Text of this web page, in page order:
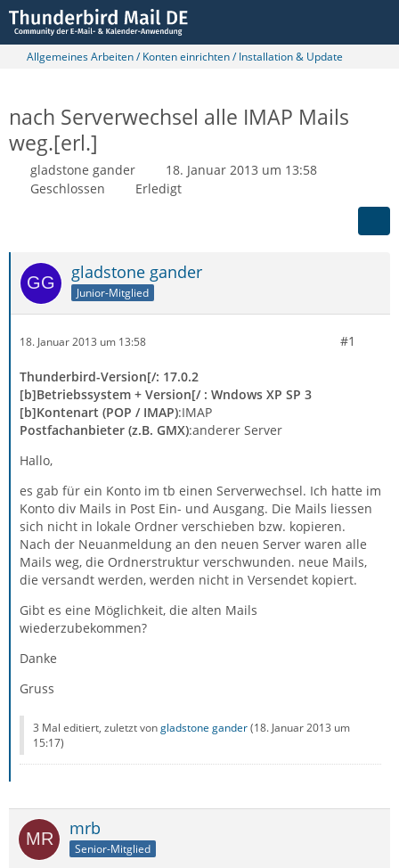
Allgemeines Arbeiten / Konten einrichten / Installation & Update
nach Serverwechsel alle IMAP Mails
weg.[erl.]
gladstone gander
18. Januar 2013 um 13:58
Geschlossen
Erledigt
gladstone gander
Junior-Mitglied
18. Januar 2013 um 13:58 #1
Thunderbird-Version[/: 17.0.2
[b]Betriebssystem + Version[/ : Wndows XP SP 3
[b]Kontenart (POP / IMAP):IMAP
Postfachanbieter (z.B. GMX):anderer Server
Hallo,
es gab für ein Konto im tb einen Serverwechsel. Ich hatte im
Konto div Mails in Post Ein- und Ausgang. Die Mails liessen
sich nicht in lokale Ordner verschieben bzw. kopieren.
Nach der Neuanmeldung an den neuen Server waren alle
Mails weg, die Ordnerstruktur verschwunden. neue Mails,
die versandt werden, werden nicht in Versendet kopiert.
Gibt es eine Möglichkeit, die alten Mails
wiederzubekommen?
Danke
Gruss
3 Mal editiert, zuletzt vongladstone gander(18. Januar 2013 um
15:17)
mrb
Senior-Mitglied